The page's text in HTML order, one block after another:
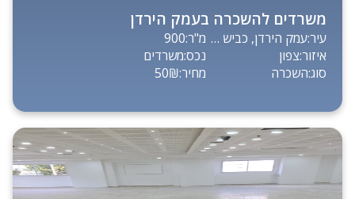
משרדים להשכרה בעמק הירדן
עיר:
עמק הירדן, כביש 90
איזור:צפון
סוג:השכרה
מ"ר:900
נכס:משרדים
מחיר:50₪